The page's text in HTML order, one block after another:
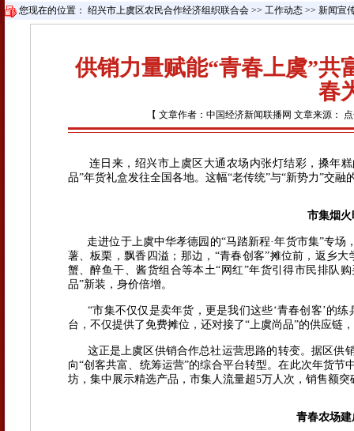
您现在的位置： 绍兴市上虞区农民合作经济组织联合会 >> 工作动态 >> 新闻宣
供销力量赋能“青春上虞”
春
【 文章作者：中国经济新闻联播网 文章来源：
连日来，绍兴市上虞区大通农场内张灯结彩，搡年糕
品”年货礼盒发往全国各地。这幅“老传统”与“新势力”交
市集烟
走进位于上虞中华孝德园的“马踏新程·年货市集”专场
薯、板栗，飘香四溢；那边，“青春创客”摊位前，返乡
蟹、醉鱼干、酱货组合等本土“网红”年货引得市民排队
品”新装，身价倍增。
“市集不仅仅是卖年货，更是我们这些‘青春创客’的练
台，不仅提供了免费摊位，还对接了“上虞尚品”的供应链
这正是上虞区供销合作总社运营思路的转变。据区供
向“创客共富、统筹运营”的综合平台转型。在此次年货
坊，集中展示精选产品，市集人流量超5万人次，销售额突
青春农场